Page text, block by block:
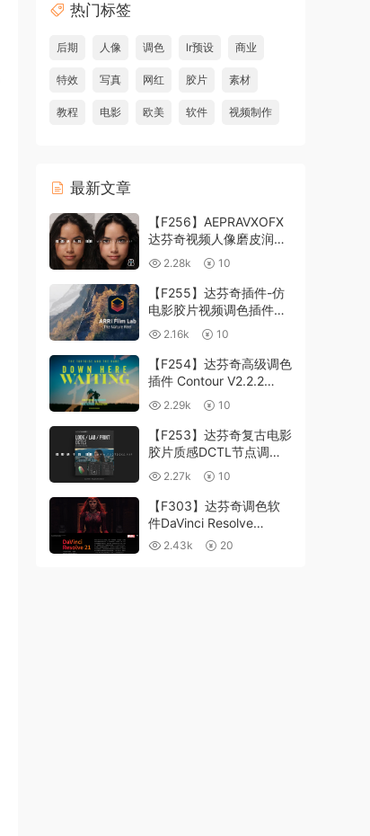
热门标签
后期 人像 调色 lr预设 商业
特效 写真 网红 胶片 素材
教程 电影 欧美 软件 视频制作
最新文章
【F256】AEPRAVXOFX
达芬奇视频人像磨皮润肤
美颜插件 Beauty Box
V6.0.3 Win
2.28k 10
【F255】达芬奇插件-仿
电影胶片视频调色插件
ARRI Film Lab 1.0.10 Win
2.16k 10
【F254】达芬奇高级调色
插件 Contour V2.2.2
WinMac 含使用教程
2.29k 10
【F253】达芬奇复古电影
胶片质感DCTL节点调色
预设 MonoNodes LOOK
LAB PRINT V4.0
2.27k 10
【F303】达芬奇调色软
件DaVinci Resolve
Studio21.0.3 中文版
2.43k 20